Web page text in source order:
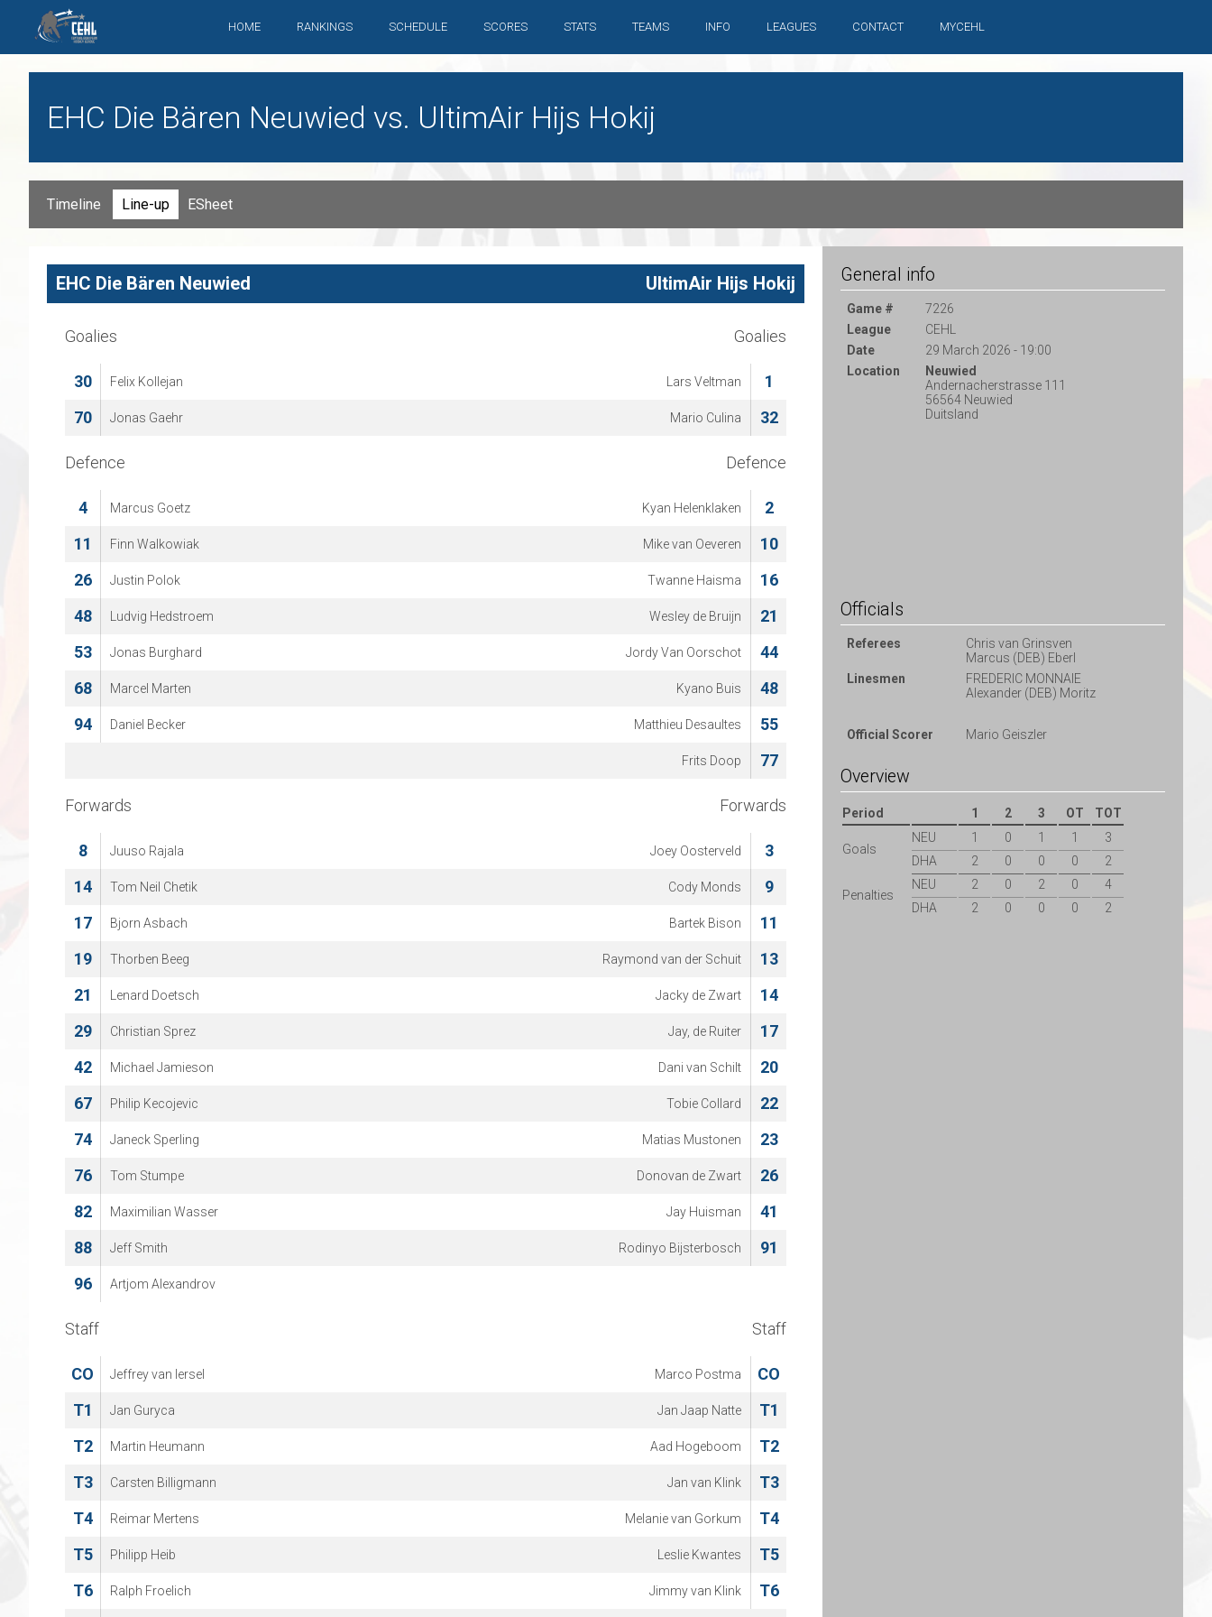
HOME RANKINGS SCHEDULE SCORES STATS TEAMS INFO LEAGUES CONTACT MYCEHL
EHC Die Bären Neuwied vs. UltimAir Hijs Hokij
Timeline Line-up ESheet
EHC Die Bären Neuwied UltimAir Hijs Hokij
Goalies
30 Felix Kollejan
70 Jonas Gaehr
Defence
4 Marcus Goetz
11 Finn Walkowiak
26 Justin Polok
48 Ludvig Hedstroem
53 Jonas Burghard
68 Marcel Marten
94 Daniel Becker
Forwards
8 Juuso Rajala
14 Tom Neil Chetik
17 Bjorn Asbach
19 Thorben Beeg
21 Lenard Doetsch
29 Christian Sprez
42 Michael Jamieson
67 Philip Kecojevic
74 Janeck Sperling
76 Tom Stumpe
82 Maximilian Wasser
88 Jeff Smith
96 Artjom Alexandrov
Staff
CO Jeffrey van Iersel
T1 Jan Guryca
T2 Martin Heumann
T3 Carsten Billigmann
T4 Reimar Mertens
T5 Philipp Heib
T6 Ralph Froelich
Goalies
1
Lars Veltman
32
Mario Culina
Defence
2
Kyan Helenklaken
10
Mike van Oeveren
16
Twanne Haisma
21
Wesley de Bruijn
44
Jordy Van Oorschot
48
Kyano Buis
55
Matthieu Desaultes
77
Frits Doop
Forwards
3
Joey Oosterveld
9
Cody Monds
11
Bartek Bison
13
Raymond van der Schuit
14
Jacky de Zwart
17
Jay, de Ruiter
20
Dani van Schilt
22
Tobie Collard
23
Matias Mustonen
26
Donovan de Zwart
41
Jay Huisman
91
Rodinyo Bijsterbosch
Staff
CO
Marco Postma
T1
Jan Jaap Natte
T2
Aad Hogeboom
T3
Jan van Klink
T4
Melanie van Gorkum
T5
Leslie Kwantes
T6
Jimmy van Klink
General info
Game #
7226
League
CEHL
Date
29 March 2026 - 19:00
Location
Neuwied
Andernacherstrasse 111
56564 Neuwied
Duitsland
Officials
Referees
Chris van Grinsven
Marcus (DEB) Eberl
Linesmen
FREDERIC MONNAIE
Alexander (DEB) Moritz
Official Scorer Mario Geiszler
Overview
Period 1 2 3 OT TOT
Goals
NEU 1 0 1 1
3
DHA
2 0 0 0 2
Penalties
NEU 2 0 2 0
4
DHA
2 0 0 0 2